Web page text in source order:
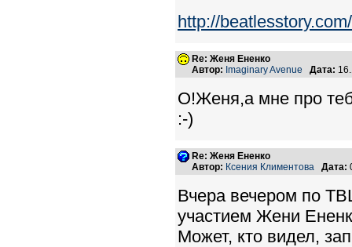
http://
Re: Женя Ененко
Автор: Imaginary Avenue Дата:
О!Женя,а мне про
:-)
Re: Женя Ененко
Автор: Ксения Климентова Дата:
Вчера вечером по
участием Жени
Может, кто видел,